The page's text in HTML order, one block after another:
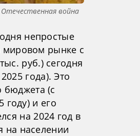
война
непростые
мировом рынке с
руб.) сегодня
года). Это
бюджета (с
году) и его
на 2024 год в
на населении